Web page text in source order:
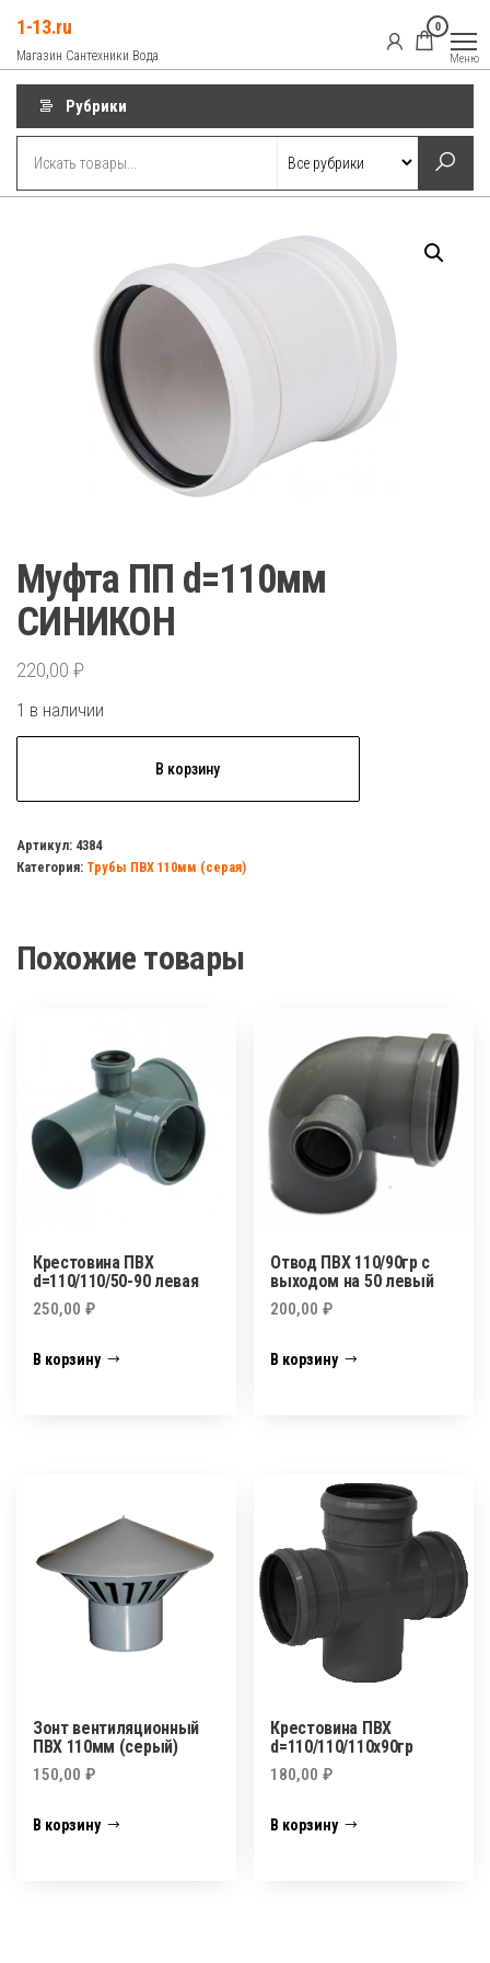
содержимому
1-13.ru
Магазин Сантехники Вода
0
Меню
Рубрики
Муфта ПП d=110мм
СИНИКОН
220,00 ₽
1 в наличии
ПП
d=110мм
В корзину
Артикул: 4384
Категория: Трубы ПВХ 110мм (серая)
Похожие товары
Крестовина ПВХ
d=110/110/50-90 левая
250,00 ₽
В корзину
Отвод ПВХ 110/90гр с
выходом на 50 левый
200,00₽
В корзину
Зонт вентиляционный
ПВХ 110мм (серый)
150,00 ₽
В корзину
Крестовина ПВХ
d=110/110/110х90гр
180,00₽
В корзину